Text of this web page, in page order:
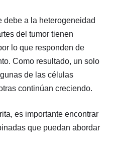
debe a la heterogeneidad
del tumor tienen
lo que responden de
Como resultado, un solo
de las células
continúan creciendo.
es importante encontrar
que puedan abordar